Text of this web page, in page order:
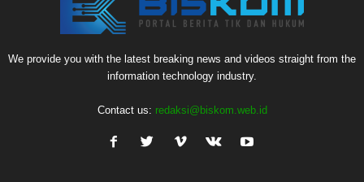
We provide you with the latest breaking news and videos straight from the
information technology industry.
Contact us: redaksi@biskom.web.id